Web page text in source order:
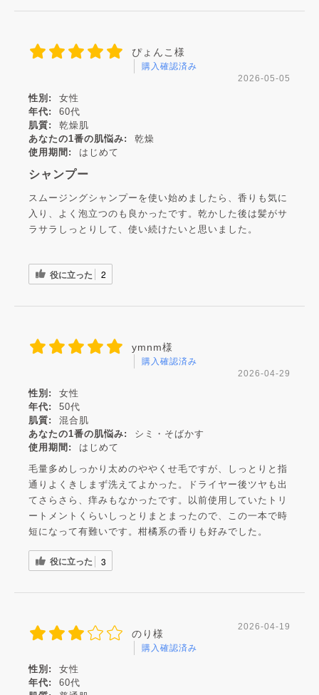
ぴょんこ様
購入確認済み
2026-05-05
性別:
女性
年代:
60代
肌質:
乾燥肌
あなたの1番の肌悩み:
乾燥
使用期間:
はじめて
シャンプー
スムージングシャンプーを使い始めましたら、香りも気に
入り、よく泡立つのも良かったです。乾かした後は髪がサ
ラサラしっとりして、使い続けたいと思いました。
役に立った 2
ymnm様
購入確認済み
2026-04-29
性別:
女性
年代:
50代
肌質:
混合肌
あなたの1番の肌悩み:
シミ・そばかす
使用期間:
はじめて
毛量多めしっかり太めのややくせ毛ですが、しっとりと指
通りよくきしまず洗えてよかった。ドライヤー後ツヤも出
てさらさら、痒みもなかったです。以前使用していたトリ
ートメントくらいしっとりまとまったので、この一本で時
短になって有難いです。柑橘系の香りも好みでした。
役に立った 3
のり様
購入確認済み
2026-04-19
性別:
女性
年代:
60代